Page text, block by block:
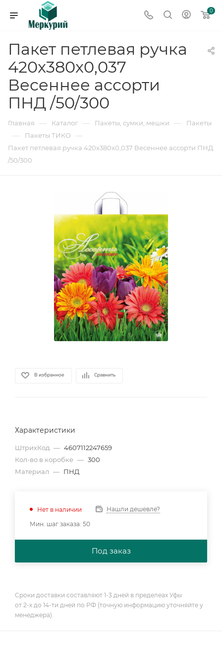
0
Пакет петлевая ручка
420x380x0,037
Весеннее ассорти
ПНД /50/300
Главная — Каталог — Пакеты, сумки, мешки — Пакеты
— Пакеты ТИКО —
Пакет петлевая ручка 420x380x0,037 Весеннее ассорти ПНД
/50/300
В избранное Сравнить
Характеристики
ШтрихКод — 4607112247659
Кол-во в коробке — 300
Материал — ПНД
Нет в наличии
Нашли дешевле?
Мин. шаг заказа: 50
Под заказ
Сроки доставки составляют 1-3 дней в пределеах Уфы
от 2-х до 14-ти дней по РФ (точную информацию уточняйте у
менеджера).